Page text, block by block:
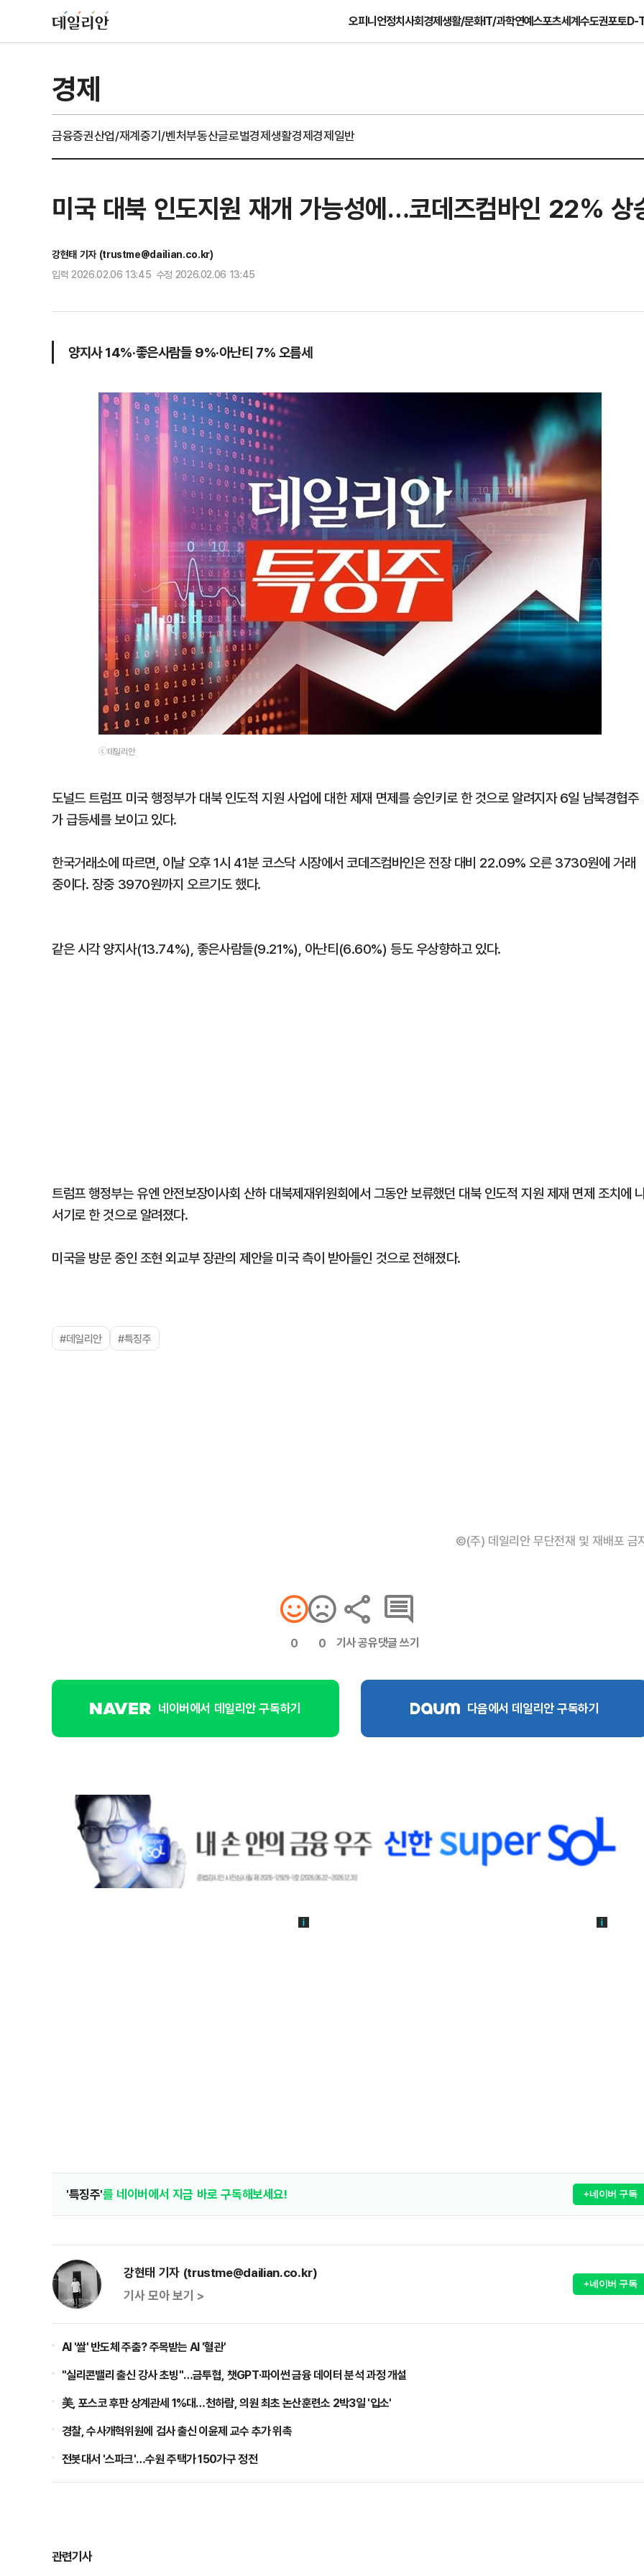
오피니언정치사회경제생활/문화IT/과학연예스포츠세계수도권포토D-
경제
금융증권산업/재계중기/벤처부동산글로벌경제생활경제경제일반
미국 대북 인도지원 재개 가능성에…코데즈컴바인 22%
강현태 기자 (trustme@dailian.co.kr)
입력 2026.02.06 13:45 수정 2026.02.06 13:45
양지사 14%·좋은사람들 9%·아난티 7% 오름세
ⓒ데일리안
도널드 트럼프 미국 행정부가 대북 인도적 지원 사업에 대한 제재 면제를 승인키로 한 것으로 알려지자 6일 남북경협주
가 급등세를 보이고 있다.
한국거래소에 따르면, 이날 오후 1시 41분 코스닥 시장에서 코데즈컴바인은 전장 대비 22.09% 오른 3730원에 거래
중이다. 장중 3970원까지 오르기도 했다.
같은 시각 양지사(13.74%), 좋은사람들(9.21%), 아난티(6.60%) 등도 우상향하고 있다.
트럼프 행정부는 유엔 안전보장이사회 산하 대북제재위원회에서 그동안 보류했던 대북 인도적 지원 제재 면제 조치에
서기로 한 것으로 알려졌다.
미국을 방문 중인 조현 외교부 장관의 제안을 미국 측이 받아들인 것으로 전해졌다.
#데일리안 #특징주
©(주) 데일리안 무단전재 및 재배포 금
0 0 기사 공유댓글 쓰기
네이버에서 데일리안 구독하기 다음에서 데일리안 구독하기
'특징주'를 네이버에서 지금 바로 구독해보세요! +네이버 구독
강현태 기자 (trustme@dailian.co.kr)
기사 모아 보기 >
+네이버 구독
AI '쌀' 반도체 주춤? 주목받는 AI '혈관'
"실리콘밸리 출신 강사 초빙"…금투협, 챗GPT·파이썬 금융 데이터 분석 과정 개설
美, 포스코 후판 상계관세 1%대…천하람, 의원 최초 논산훈련소 2박3일 '입소'
경찰, 수사개혁위원에 검사 출신 이윤제 교수 추가 위촉
전봇대서 '스파크'…수원 주택가 150가구 정전
관련기사